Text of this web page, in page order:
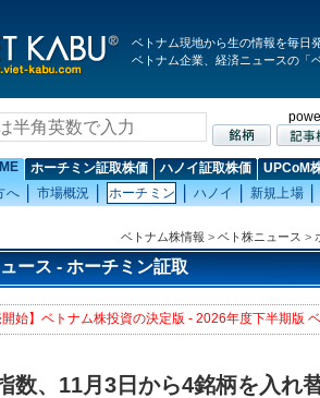
ベトナム現地から生の情報を毎日
ベトナム企業、経済ニュースの「
ホーチミン証取株価 ハノイ証取株価 UPCoM
へ
市場概況 ホーチミン ハノイ 新規上場
ベトナム株情報 > ベト株ニュース >
ース - ホーチミン証取
開始】ベトナム株投資の決定版 - 2026年度下半期版
数、11月3日から4銘柄を入れ